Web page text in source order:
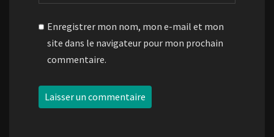
Enregistrer mon nom, mon e-mail et mon
site dans le navigateur pour mon prochain
commentaire.